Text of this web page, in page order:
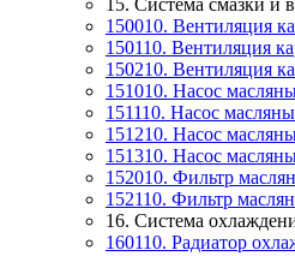
15. Система смазки и
150010. Вентиляция
150110. Вентиляция
150210. Вентиляция
151010. Насос
151110. Насос
151210. Насос
151310. Насос
152010. Фильтр
152110. Фильтр
16. Система
160110. Радиатор